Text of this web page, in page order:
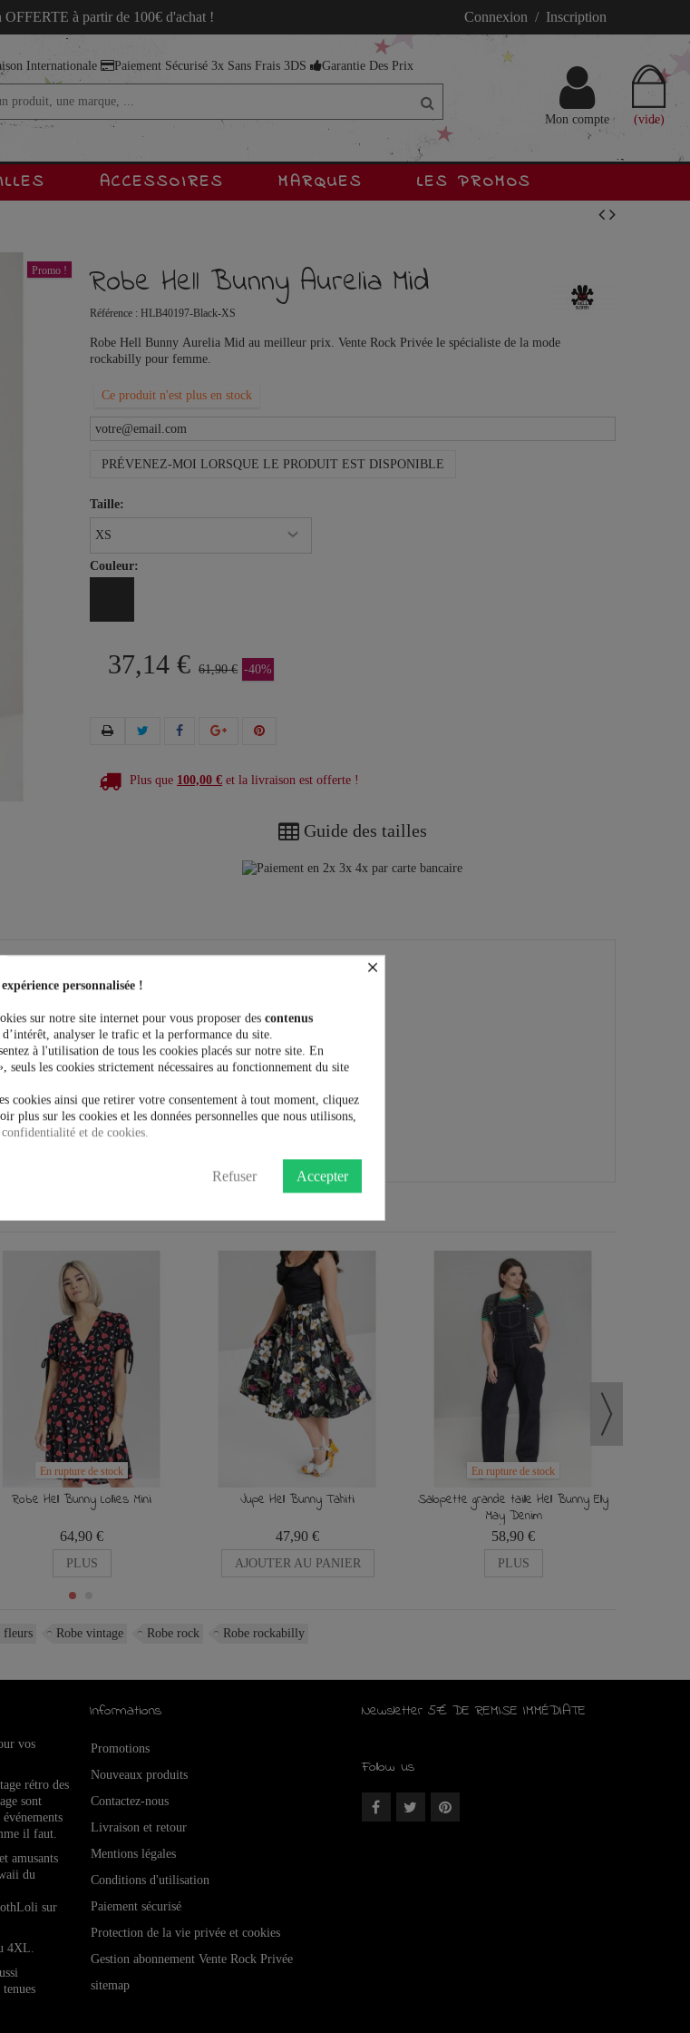
à partir de 100€ d'achat ! Connexion / Inscription
Internationale Paiement Sécurisé 3x Sans Frais 3DS Garantie Des Prix
(vide)
Mon compte
ACCESSOIRES MARQUES LES PROMOS
Promo ! Robe Hell Bunny Aurelia Mid
Référence : HLB40197-Black-XS
Robe Hell Bunny Aurelia Mid au meilleur prix. Vente Rock Privée le spécialiste de la mode
rockabilly pour femme.
Ce produit n'est plus en stock
PRÉVENEZ-MOI LORSQUE LE PRODUIT EST DISPONIBLE
Taille:
Couleur:
37,14 € 61,90 € -40%
Plus que 100,00 € et la livraison est offerte !
Guide des tailles
liens
En rupture de stock
Robe Hell Bunny Lollies Mini
64,90 €
PLUS
Jupe Hell Bunny Tahiti
47,90 €
AJOUTER AU PANIER
En rupture de stock
Salopette grande taille Hell Bunny Elly
May Denim
58,90 €
PLUS
fleurs Robe vintage Robe rock Robe rockabilly
vos
rétro des
sont
il faut.
amusants
du
sur
4XL.
Informations
Promotions
Nouveaux produits
Contactez-nous
Livraison et retour
Mentions légales
Conditions d'utilisation
Paiement sécurisé
Protection de la vie privée et cookies
Gestion abonnement Vente Rock Privée
sitemap
Newsletter 5€ DE REMISE IMMÉDIATE
Follow us
×
personnalisée !
sur notre site internet pour vous proposer des contenus
d’intérêt, analyser le trafic et la performance du site.
à l'utilisation de tous les cookies placés sur notre site. En
seuls les cookies strictement nécessaires au fonctionnement du site
cookies ainsi que retirer votre consentement à tout moment, cliquez
plus sur les cookies et les données personnelles que nous utilisons,
et de cookies.
Accepter
Refuser